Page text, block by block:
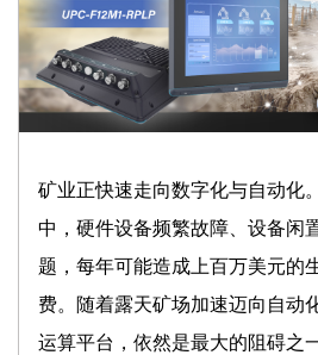
矿业正快速走向数字化与自动化
中，硬件设备频繁故障、设备闲
题，每年可能造成上百万美元的
费。随着露天矿场加速迈向自动
运算平台，依然是最大的阻碍